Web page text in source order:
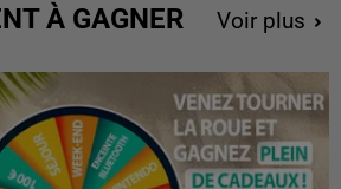
À GAGNER Voir plus